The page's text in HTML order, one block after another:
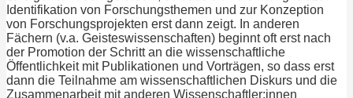
Identifikation von Forschungsthemen und zur Konzeption
von Forschungsprojekten erst dann zeigt. In anderen
Fächern (v.a. Geisteswissenschaften) beginnt oft erst nach
der Promotion der Schritt an die wissenschaftliche
Öffentlichkeit mit Publikationen und Vorträgen, so dass erst
dann die Teilnahme am wissenschaftlichen Diskurs und die
Zusammenarbeit mit anderen Wissenschaftler:innen